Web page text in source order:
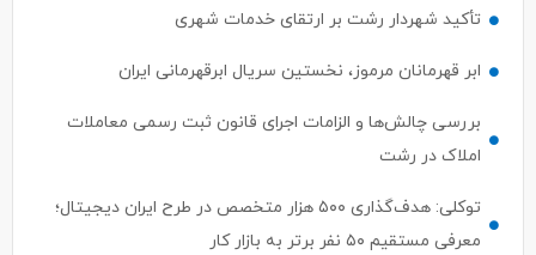
تأکید شهردار رشت بر ارتقای خدمات شهری
ابر قهرمانان مرموز، نخستین سریال ابرقهرمانی ایران
بررسی چالش‌ها و الزامات اجرای قانون ثبت رسمی معاملات
املاک در رشت
توکلی: هدف‌گذاری ۵۰۰ هزار متخصص در طرح ایران دیجیتال؛
معرفی مستقیم ۵۰ نفر برتر به بازار کار